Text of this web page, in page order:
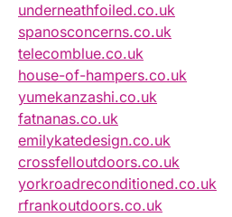
underneathfoiled.co.uk
spanosconcerns.co.uk
telecomblue.co.uk
house-of-hampers.co.uk
yumekanzashi.co.uk
fatnanas.co.uk
emilykatedesign.co.uk
crossfelloutdoors.co.uk
yorkroadreconditioned.co.uk
rfrankoutdoors.co.uk